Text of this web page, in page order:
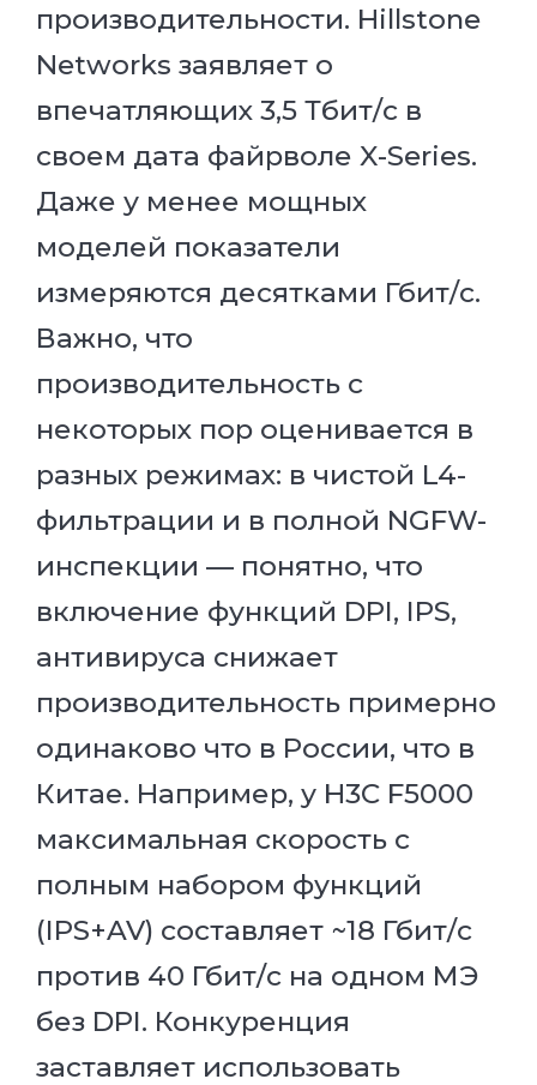
производительности. Hillstone
Networks заявляет о
впечатляющих 3,5 Тбит/с в
своем дата файрволе X-Series.
Даже у менее мощных
моделей показатели
измеряются десятками Гбит/с.
Важно, что
производительность с
некоторых пор оценивается в
разных режимах: в чистой L4-
фильтрации и в полной NGFW-
инспекции — понятно, что
включение функций DPI, IPS,
антивируса снижает
производительность примерно
одинаково что в России, что в
Китае. Например, у H3C F5000
максимальная скорость с
полным набором функций
(IPS+AV) составляет ~18 Гбит/с
против 40 Гбит/с на одном МЭ
без DPI. Конкуренция
заставляет использовать